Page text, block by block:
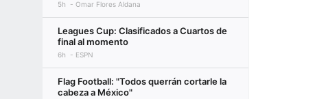
5h Omar Flores Aldana
Leagues Cup: Clasificados a Cuartos de
final al momento
6h ESPN
Flag Football: "Todos querrán cortarle la
cabeza a México"